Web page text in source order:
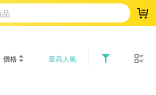
登
價格 最高人氣